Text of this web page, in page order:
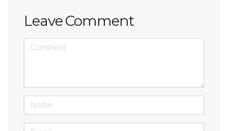
Leave Comment
<b>Comment</b> ( * )
Name
Email